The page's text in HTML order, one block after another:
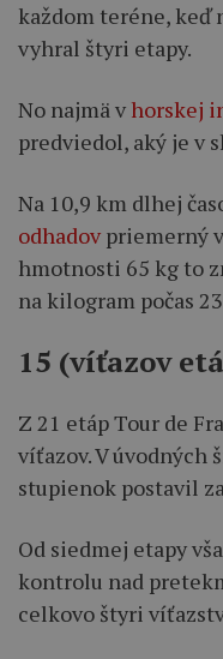
každom teréne, keď
vyhral štyri etapy.
No najmä v horskej
predviedol, aký je v
Na 10,9 km dlhej
odhadov priemerný
hmotnosti 65 kg to
na kilogram počas
15 (víťazov
Z 21 etáp Tour de
víťazov. V úvodných
stupienok postavil
Od siedmej etapy
kontrolu nad
celkovo štyri